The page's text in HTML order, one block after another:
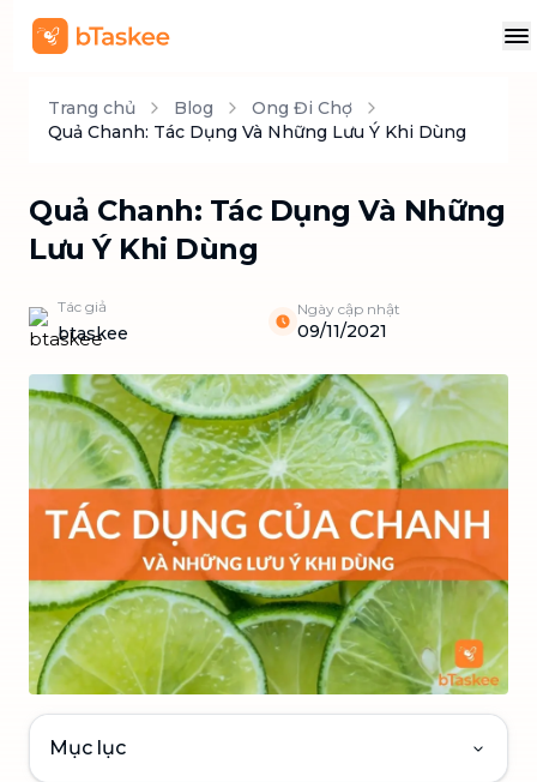
Trang chủ Blog
Ong Đi Chợ
Quả Chanh: Tác Dụng Và Những Lưu Ý Khi Dùng
Quả Chanh: Tác Dụng Và Những
Lưu Ý Khi Dùng
Tác giả
btaskee
Ngày cập nhật
09/11/2021
Mục lục